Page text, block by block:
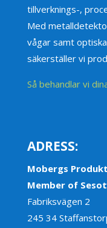
tillverknings-,
Med
vågar samt
säkerställer vi
Så behandlar vi
ADRESS:
Mobergs
Member of
Fabriksvägen 2
245 34